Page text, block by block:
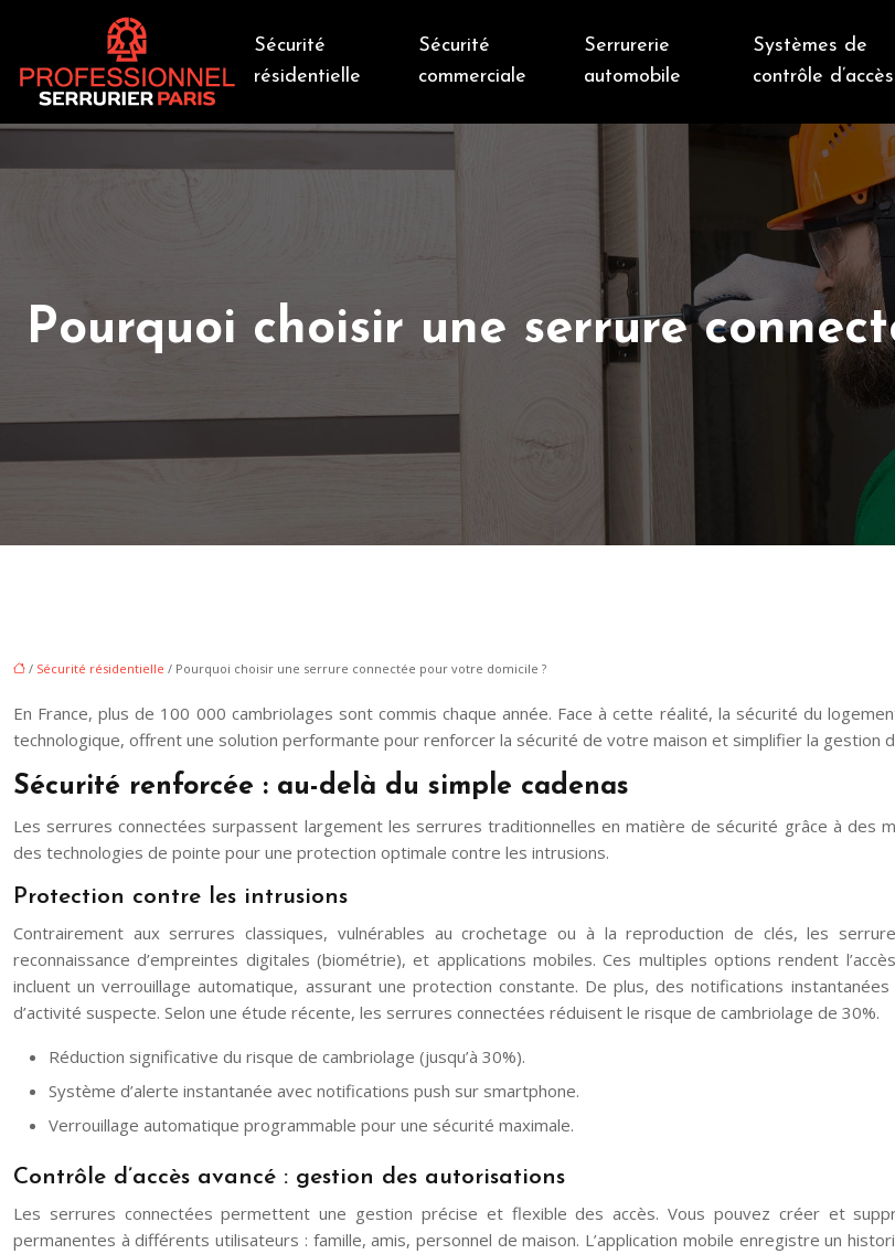
Sécurité
résidentielle
Sécurité
commerciale
Serrurerie
automobile
Systèmes de
contrôle d’accès
Pourquoi choisir une serrure
/ Sécurité résidentielle / Pourquoi choisir une serrure connectée pour votre domicile ?
En France, plus de 100 000 cambriolages sont commis chaque année. Face à cette réalité, la sécurité du
technologique, offrent une solution performante pour renforcer la sécurité de votre maison et simplifier la gestion
Sécurité renforcée : au-delà du simple cadenas
Les serrures connectées surpassent largement les serrures traditionnelles en matière de sécurité grâce à des
des technologies de pointe pour une protection optimale contre les intrusions.
Protection contre les intrusions
Contrairement aux serrures classiques, vulnérables au crochetage ou à la reproduction de clés, les
reconnaissance d’empreintes digitales (biométrie), et applications mobiles. Ces multiples options rendent
incluent un verrouillage automatique, assurant une protection constante. De plus, des notifications
d’activité suspecte. Selon une étude récente, les serrures connectées réduisent le risque de cambriolage de 30%.
Réduction significative du risque de cambriolage (jusqu’à 30%).
Système d’alerte instantanée avec notifications push sur smartphone.
Verrouillage automatique programmable pour une sécurité maximale.
Contrôle d’accès avancé : gestion des autorisations
Les serrures connectées permettent une gestion précise et flexible des accès. Vous pouvez créer et
permanentes à différents utilisateurs : famille, amis, personnel de maison. L’application mobile enregistre un